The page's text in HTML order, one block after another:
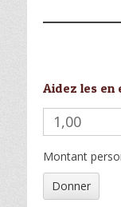
Aidez les en
Montant
Donner